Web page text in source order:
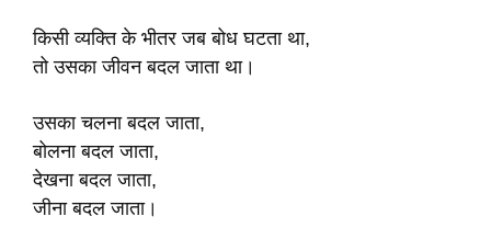
किसी व्यक्ति के भीतर जब बोध घटता था,
तो उसका जीवन बदल जाता था।
उसका चलना बदल जाता,
बोलना बदल जाता,
देखना बदल जाता,
जीना बदल जाता।